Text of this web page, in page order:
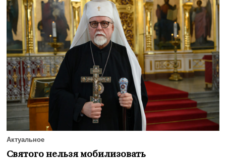
Актуальное
Святого нельзя мобилизовать